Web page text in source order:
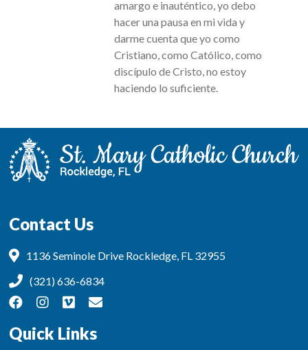
amargo e inauténtico, yo debo
hacer una pausa en mi vida y
darme cuenta que yo como
Cristiano, como Católico, como
discípulo de Cristo, no estoy
haciendo lo suficiente.
Contact Us
1136 Seminole Drive Rockledge, FL 32955
(321) 636-6834
Quick Links